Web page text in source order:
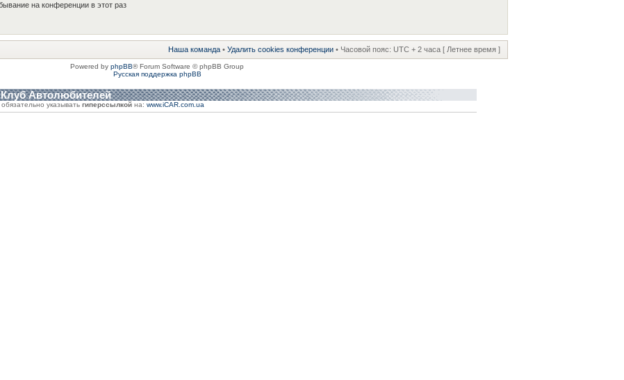
на конференции в этот раз
Наша команда • Удалить cookies конференции • Часовой пояс: UTC + 2 часа [ Летнее время ]
Powered by phpBB® Forum Software © phpBB Group
Русская поддержка phpBB
Автолюбителей
указывать гиперссылкой на: www.iCAR.com.ua